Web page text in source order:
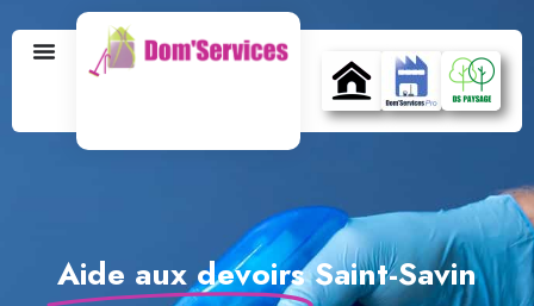
Aide aux devoirs Saint-Savin